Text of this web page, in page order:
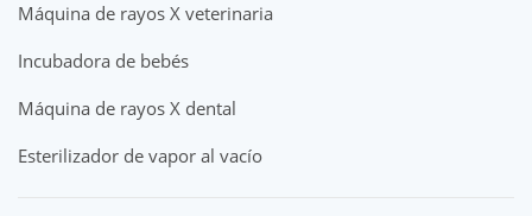
Máquina de rayos X veterinaria
Incubadora de bebés
Máquina de rayos X dental
Esterilizador de vapor al vacío